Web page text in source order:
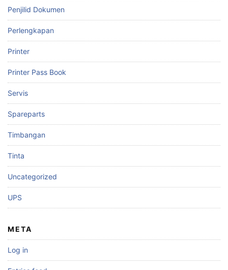
Penjilid Dokumen
Perlengkapan
Printer
Printer Pass Book
Servis
Spareparts
Timbangan
Tinta
Uncategorized
UPS
META
Log in